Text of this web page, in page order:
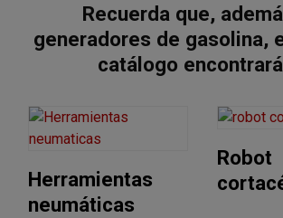
Recuerda que,
generadores de gasolina,
catálogo
Herramientas
neumáticas
Robot